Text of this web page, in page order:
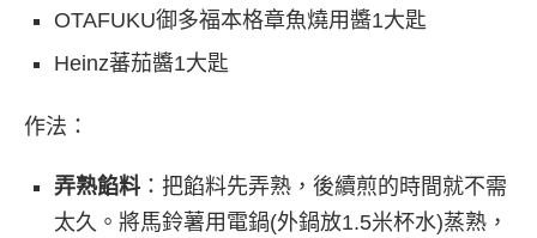
OTAFUKU御多福本格章魚燒用醬1大匙
Heinz蕃茄醬1大匙
作法：
弄熟餡料：把餡料先弄熟，後續煎的時間就不需
太久。將馬鈴薯用電鍋(外鍋放1.5米杯水)蒸熟，